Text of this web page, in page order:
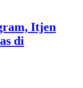
Itjen
di